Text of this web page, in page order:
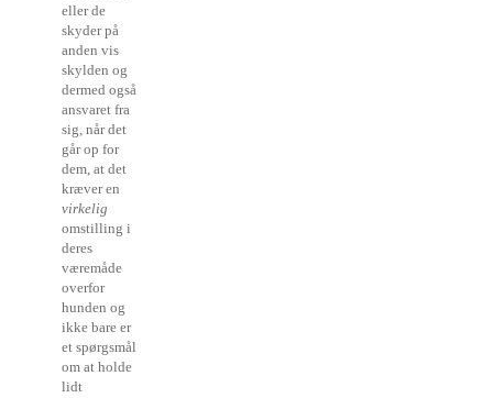
eller de
skyder på
anden vis
skylden og
dermed også
ansvaret fra
sig, når det
går op for
dem, at det
kræver en
virkelig
omstilling i
deres
væremåde
overfor
hunden og
ikke bare er
et spørgsmål
om at holde
lidt